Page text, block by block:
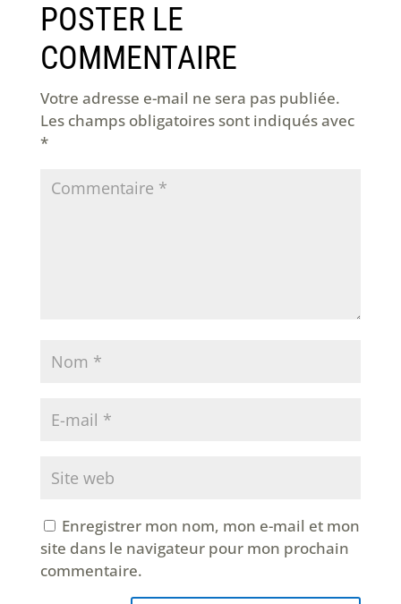
POSTER LE
COMMENTAIRE
Votre adresse e-mail ne sera pas publiée.
Les champs obligatoires sont indiqués avec
*
Enregistrer mon nom, mon e-mail et mon
site dans le navigateur pour mon prochain
commentaire.